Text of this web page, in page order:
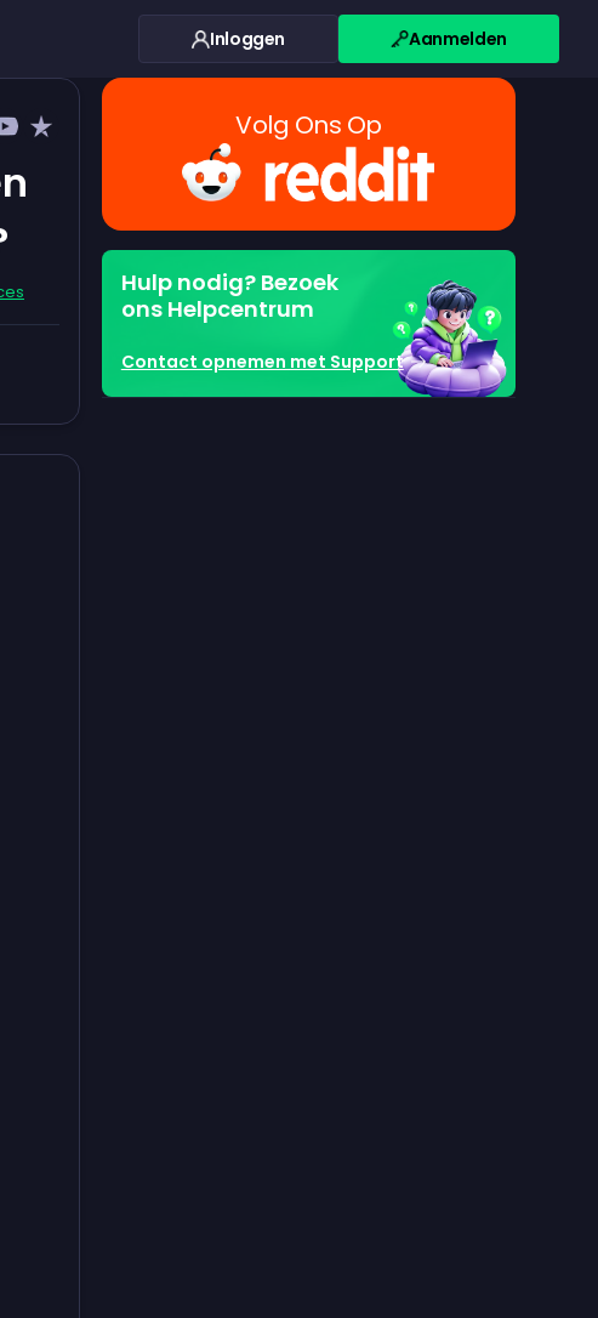
Inloggen Aanmelden
Volg Ons Op
Hulp nodig? Bezoek
ons Helpcentrum
Contact opnemen met Support